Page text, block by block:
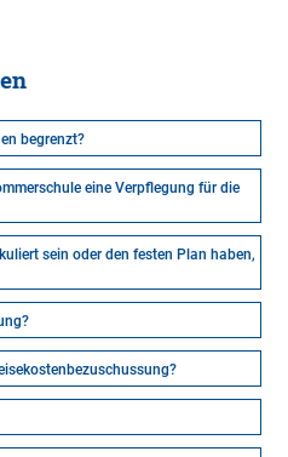
begrenzt?
eine Verpflegung für die
sein oder den festen Plan haben,